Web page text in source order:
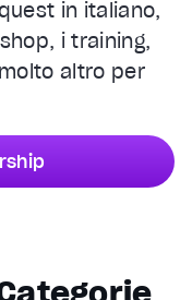
in italiano,
i training,
altro per